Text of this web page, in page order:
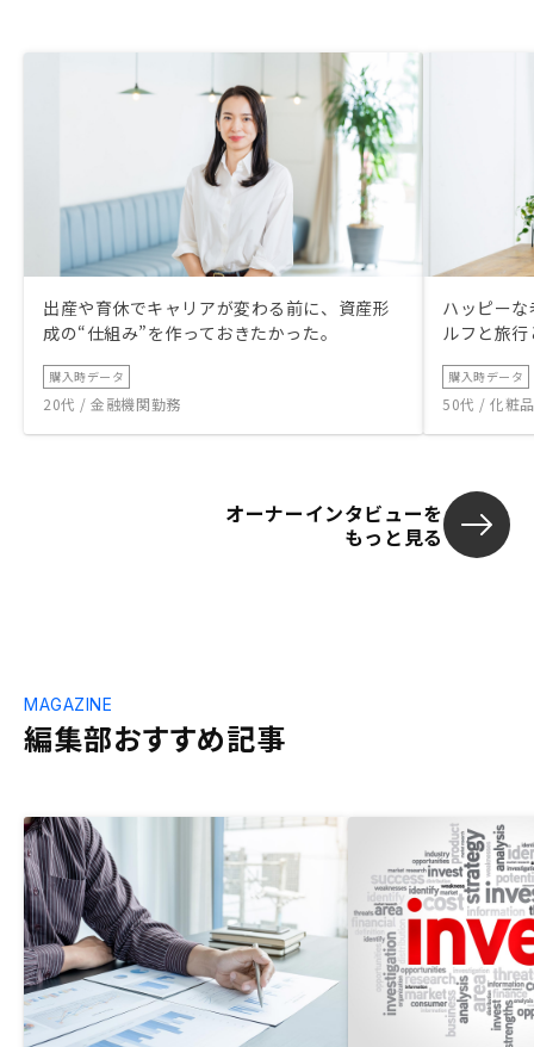
出産や育休でキャリアが変わる前に、資産形
成の“仕組み”を作っておきたかった。
購入時データ
20代 / 金融機関勤務
ハッピー
ルフと旅
購入時データ
50代 / 化粧
オーナーインタビューを
もっと見る
編集部おすすめ記事
MAGAZINE